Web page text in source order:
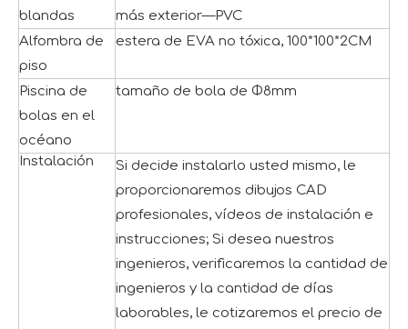
blandas
más exterior—PVC
Alfombra de
piso
estera de EVA no tóxica, 100*100*2CM
Piscina de
bolas en el
océano
tamaño de bola de Φ8mm
Instalación
Si decide instalarlo usted mismo, le
proporcionaremos dibujos CAD
profesionales, vídeos de instalación e
instrucciones; Si desea nuestros
ingenieros, verificaremos la cantidad de
ingenieros y la cantidad de días
laborables, le cotizaremos el precio de